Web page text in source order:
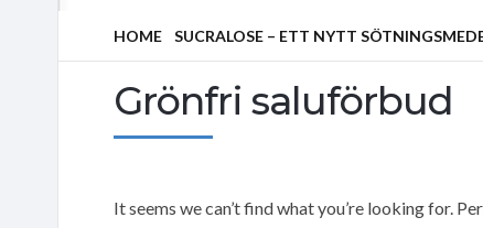
HOME SUCRALOSE – ETT NYTT
Grönfri saluförbud
It seems we can’t find what you’re looking for.